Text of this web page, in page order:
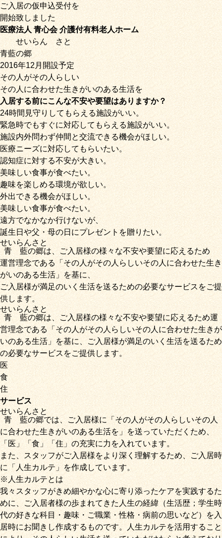
ご入居の仮申込受付を
開始致しました
医療法人 青心会 介護付有料老人ホーム
せいらんさと
青藍の郷
2016年12月開設予定
その人がその人らしい
その人に合わせた生きがいのある生活を
入居する前にこんな不安や要望はありますか？
24時間見守りしてもらえる施設がいい。
緊急時でもすぐに対応してもらえる施設がいい。
施設内外問わず仲間と交流できる機会がほしい。
医療ニーズに対応してもらいたい。
認知症に対する不安が大きい。
美味しい食事が食べたい。
趣味を楽しめる環境が欲しい。
外出できる機会がほしい。
美味しい食事が食べたい。
遠方でなかなか行けないが、
誕生日や父・母の日にプレゼントを贈りたい。
青藍
せいらん
の郷
さと
は、ご入居様の様々な不安や要望に応えるため
運営理念である「その人がその人らしいその人に合わせた生き
がいのある生活」を基に、
ご入居様が満足のいく生活を送るための必要なサービスをご提
供します。
青藍
せいらん
の郷
さと
は、ご入居様の様々な不安や要望に応えるため運
営理念である「その人がその人らしいその人に合わせた生きが
いのある生活」を基に、ご入居様が満足のいく生活を送るため
の必要なサービスをご提供します。
医
食
住
サービス
青藍
せいらん
の郷
さと
では、ご入居様に「その人がその人らしいその人
に合わせた生きがいのある生活を」を送っていただくため、
「医」 「食」「住」の充実に力を入れています。
また、スタッフがご入居様をより深く理解するため、ご入居時
に「人生カルテ」を作成しています。
※人生カルテとは
我々スタッフがきめ細やかな心に寄り添ったケアを実践するた
めに、ご入居者様の歩まれてきた人生の経緯（生活歴；学生時
代の好きな科目・趣味・ご職業・性格・病前の思いなど）を入
居時にお聞きし作成するものです。人生カルテを活用すること